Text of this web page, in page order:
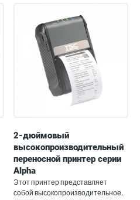
2-дюймовый
высокопроизводительный
переносной принтер серии
Alpha
Этот принтер представляет
собой высокопроизводительное,